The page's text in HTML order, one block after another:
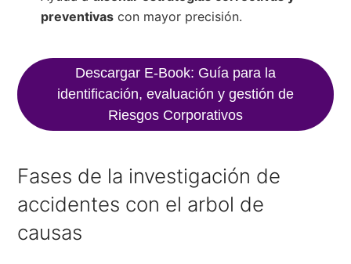
preventivas con mayor precisión.
Descargar E-Book: Guía para la
identificación, evaluación y gestión de
Riesgos Corporativos
Fases de la investigación de
accidentes con el arbol de
causas